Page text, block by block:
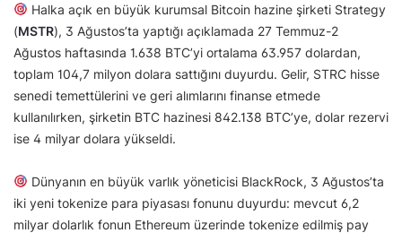
Halka açık en büyük kurumsal Bitcoin hazine şirketi Strategy
(MSTR), 3 Ağustos’ta yaptığı açıklamada 27 Temmuz-2
Ağustos haftasında 1.638 BTC’yi ortalama 63.957 dolardan,
toplam 104,7 milyon dolara sattığını duyurdu. Gelir, STRC hisse
senedi temettülerini ve geri alımlarını finanse etmede
kullanılırken, şirketin BTC hazinesi 842.138 BTC’ye, dolar rezervi
ise 4 milyar dolara yükseldi.
Dünyanın en büyük varlık yöneticisi BlackRock, 3 Ağustos’ta
iki yeni tokenize para piyasası fonunu duyurdu: mevcut 6,2
milyar dolarlık fonun Ethereum üzerinde tokenize edilmiş pay